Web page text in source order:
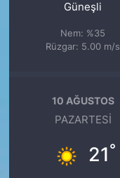
Güneşli
Nem: %35
Rüzgar: 5.00 m/s
10 AĞUSTOS
PAZARTESI
21°